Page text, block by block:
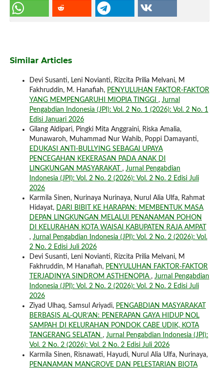
Similar Articles
Devi Susanti, Leni Novianti, Rizcita Prilia Melvani, M
Fakhruddin, M. Hanafiah, PENYULUHAN FAKTOR-FAKTOR
YANG MEMPENGARUHI MIOPIA TINGGI , Jurnal
Pengabdian Indonesia (JPI): Vol. 2 No. 1 (2026): Vol. 2 No. 1
Edisi Januari 2026
Gilang Aldipari, Pingki Mita Anggraini, Riska Amalia,
Munawaroh, Muhammad Nur Wahib, Poppi Damayanti,
EDUKASI ANTI-BULLYING SEBAGAI UPAYA
PENCEGAHAN KEKERASAN PADA ANAK DI
LINGKUNGAN MASYARAKAT , Jurnal Pengabdian
Indonesia (JPI): Vol. 2 No. 2 (2026): Vol. 2 No. 2 Edisi Juli
2026
Karmila Sinen, Nurinaya Nurinaya, Nurul Alia Ulfa, Rahmat
Hidayat, DARI BIBIT KE HARAPAN: MEMBENTUK MASA
DEPAN LINGKUNGAN MELALUI PENANAMAN POHON
DI KELURAHAN KOTA WAISAI KABUPATEN RAJA AMPAT
, Jurnal Pengabdian Indonesia (JPI): Vol. 2 No. 2 (2026): Vol.
2 No. 2 Edisi Juli 2026
Devi Susanti, Leni Novianti, Rizcita Prilia Melvani, M
Fakhruddin, M Hanafiah, PENYULUHAN FAKTOR-FAKTOR
TERJADINYA SINDROM ASTHENOPIA , Jurnal Pengabdian
Indonesia (JPI): Vol. 2 No. 2 (2026): Vol. 2 No. 2 Edisi Juli
2026
Ziyad Ulhaq, Samsul Ariyadi, PENGABDIAN MASYARAKAT
BERBASIS AL-QUR’AN: PENERAPAN GAYA HIDUP NOL
SAMPAH DI KELURAHAN PONDOK CABE UDIK, KOTA
TANGERANG SELATAN , Jurnal Pengabdian Indonesia (JPI):
Vol. 2 No. 2 (2026): Vol. 2 No. 2 Edisi Juli 2026
Karmila Sinen, Risnawati, Hayudi, Nurul Alia Ulfa, Nurinaya,
PENANAMAN MANGROVE DAN PELESTARIAN BIOTA